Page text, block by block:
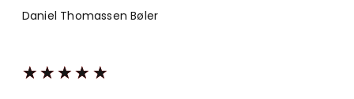
Daniel Thomassen Bøler
★ ★ ★ ★ ★